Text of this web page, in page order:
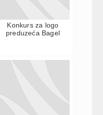
Konkurs za logo
preduzeća Bagel